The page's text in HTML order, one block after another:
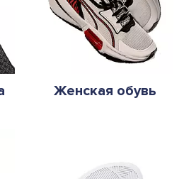
Женская обувь